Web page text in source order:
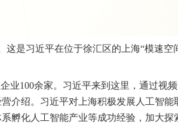
是习近平在位于徐汇区的上海“模速空
业100余家。习近平来到这里，通过视
介绍。习近平对上海积极发展人工智能
孵化人工智能产业等成功经验，加大